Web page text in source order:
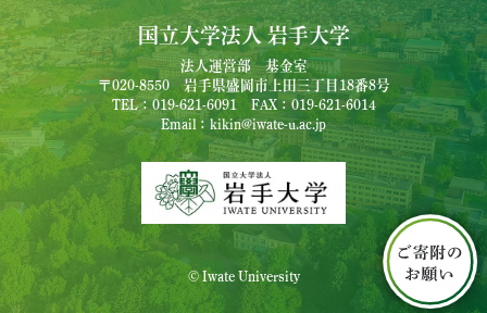
国立大学法人 岩手大学
法人運営部 基金室
〒020-8550 岩手県盛岡市上田三丁目18番8号
TEL：019-621-6091 FAX：019-621-6014
Email：kikin@iwate-u.ac.jp
© Iwate University